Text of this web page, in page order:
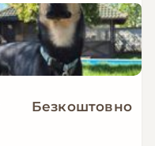
Безкоштовно